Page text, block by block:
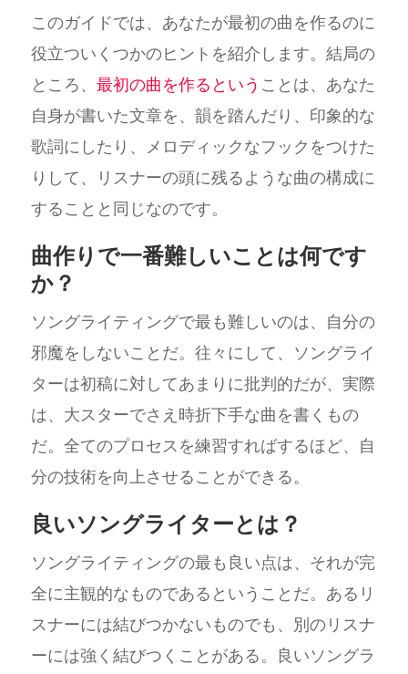
このガイドでは、あなたが最初の曲を作るのに
役立ついくつかのヒントを紹介します。結局の
ところ、 最初の曲を作るという ことは、あなた
自身が書いた文章を、韻を踏んだり、印象的な
歌詞にしたり、メロディックなフックをつけた
りして、リスナーの頭に残るような曲の構成に
することと同じなのです。
曲作りで一番難しいことは何です
か？
ソングライティングで最も難しいのは、自分の
邪魔をしないことだ。往々にして、ソングライ
ターは初稿に対してあまりに批判的だが、実際
は、大スターでさえ時折下手な曲を書くもの
だ。全てのプロセスを練習すればするほど、自
分の技術を向上させることができる。
良いソングライターとは？
ソングライティングの最も良い点は、それが完
全に主観的なものであるということだ。あるリ
スナーには結びつかないものでも、別のリスナ
ーには強く結びつくことがある。良いソングラ